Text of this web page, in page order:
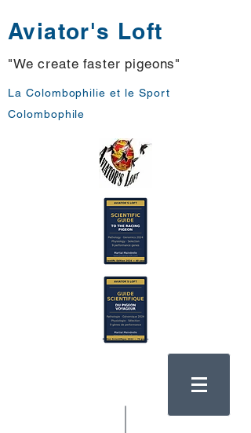
Aviator's Loft
"We create faster pigeons"
La Colombophilie et le Sport
Colombophile